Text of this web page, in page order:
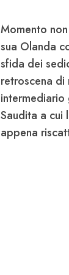
Momento
sua Olanda
sfida dei
retroscena di
Saudita a cui
appena